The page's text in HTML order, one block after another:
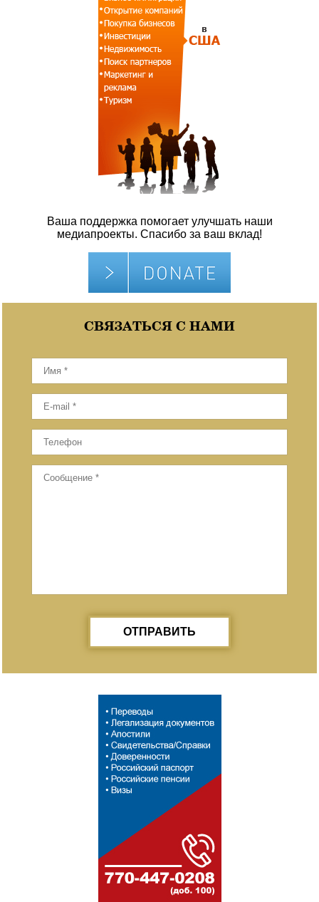
Ваша поддержка помогает улучшать наши
медиапроекты. Спасибо за ваш вклад!
СВЯЗАТЬСЯ С НАМИ
ОТПРАВИТЬ